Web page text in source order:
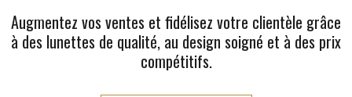
Augmentez vos ventes et fidélisez votre clientèle grâce
à des lunettes de qualité, au design soigné et à des prix
compétitifs.